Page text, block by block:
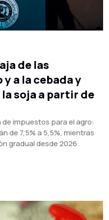
de las
a la cebada y
soja a partir de
impuestos para el agro:
de 7,5% a 5,5%, mientras
gradual desde 2026.